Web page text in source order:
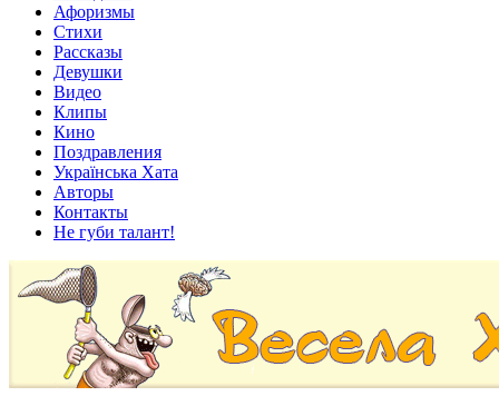
Афоризмы
Стихи
Рассказы
Девушки
Видео
Клипы
Кино
Поздравления
Українська Хата
Авторы
Контакты
Не губи талант!